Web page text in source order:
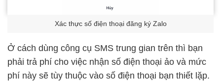
Xác thực số điện thoại đăng ký Zalo
Ở cách dùng công cụ SMS trung gian trên thì bạn
phải trả phí cho việc nhận số điện thoại ảo và mức
phí này sẽ tùy thuộc vào số điện thoại bạn thiết lặp.